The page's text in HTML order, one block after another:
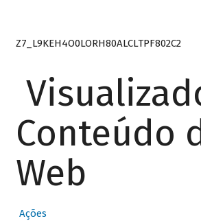
Z7_L9KEH4O0LORH80ALCLTPF802C2
Conteúdo
Web
Ações